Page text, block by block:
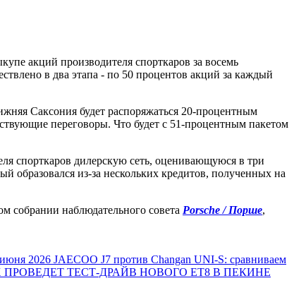
акций производителя спорткаров за восемь
в два этапа - по 50 процентов акций за каждый
Саксония будет распоряжаться 20-процентным
переговоры. Что будет с 51-процентным пакетом
спорткаров дилерскую сеть, оценивающуюся в три
образовался из-за нескольких кредитов, полученных на
собрании наблюдательного совета Porsche / Порше,
2026 JAECOO J7 против Changan UNI-S: сравниваем
ПРОВЕДЕТ ТЕСТ-ДРАЙВ НОВОГО ET8 В ПЕКИНЕ